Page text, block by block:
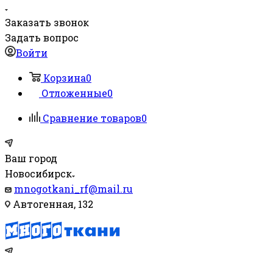
Заказать звонок
Задать вопрос
Войти
Корзина0
Отложенные0
Сравнение товаров0
Ваш город
Новосибирск
mnogotkani_rf@mail.ru
Автогенная, 132